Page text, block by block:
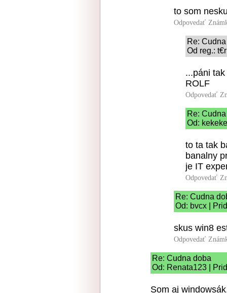
to som
Odpovedať
Re:
Od reg.:
...páni
ROLF
Odpovedať
Re:
Od:
to ta tak
banalny
je IT
Odpovedať
Re: Cudna
Od: bvcx |
skus win8
Odpovedať
Re: Cudna doba
Od: Renata123 |
Som aj